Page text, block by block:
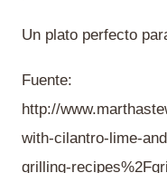
Un plato perfecto
Fuente:
http://
with-cilantro-lime-
grilling-